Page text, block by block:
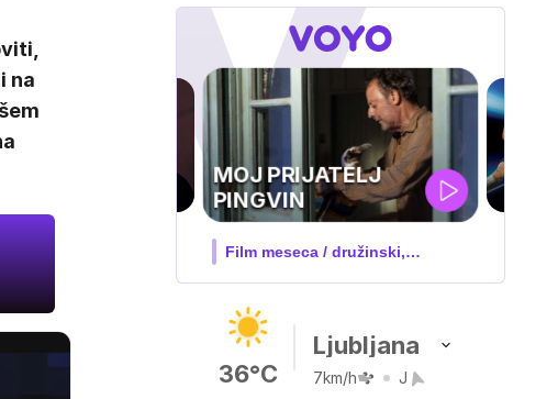
na
UEFA
SUPERPOKAL
V živo na VOYO: sreda ob 20.30
36°C
Ljubljana
7km/h J